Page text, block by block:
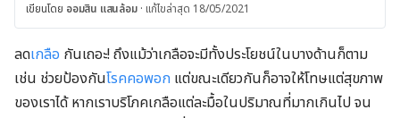
เขียนโดย ออมสิน แสนล้อม · แก้ไขล่าสุด 18/05/2021
ลดเกลือ กันเถอะ! ถึงแม้ว่าเกลือจะมีทั้งประโยชน์ในบางด้านก็ตาม
เช่น ช่วยป้องกันโรคคอพอก แต่ขณะเดียวกันก็อาจให้โทษแต่สุขภาพ
ของเราได้ หากเราบริโภคเกลือแต่ละมื้อในปริมาณที่มากเกินไป จน